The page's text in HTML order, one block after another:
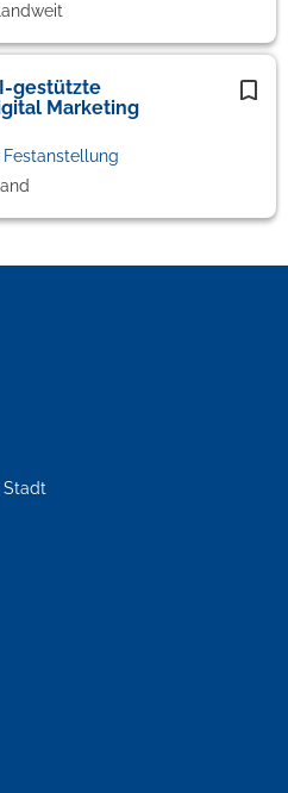
gestützte
Marketing
Festanstellung
Stadt